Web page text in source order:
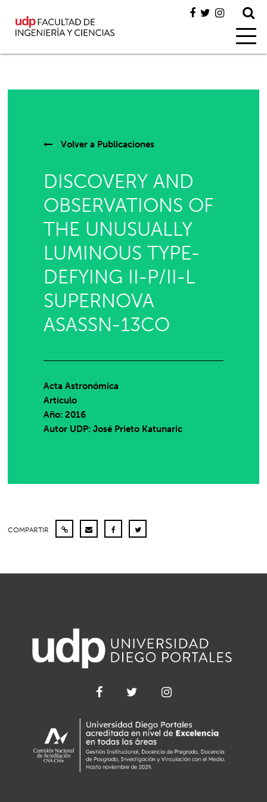
Volver a Publicaciones
DISCOVERY AND
OBSERVATIONS OF
THE UNUSUALLY
LUMINOUS TYPE-
DEFYING II-P/II-L
SUPERNOVA
ASASSN-13CO
Acta Astronómica
Artículo
Año: 2016
Autor UDP:José Prieto Katunaric
COMPARTIR